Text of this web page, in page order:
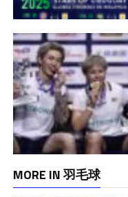
MORE IN 羽毛球